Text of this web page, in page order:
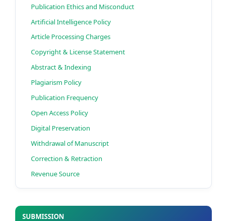
Publication Ethics and Misconduct
Artificial Intelligence Policy
Article Processing Charges
Copyright & License Statement
Abstract & Indexing
Plagiarism Policy
Publication Frequency
Open Access Policy
Digital Preservation
Withdrawal of Manuscript
Correction & Retraction
Revenue Source
SUBMISSION